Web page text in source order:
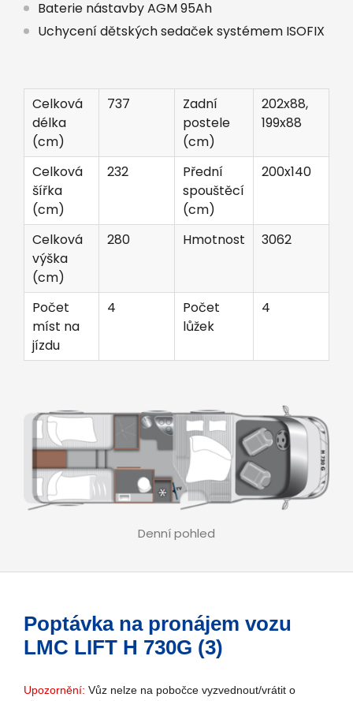
Baterie nástavby AGM 95Ah
Uchycení dětských sedaček systémem ISOFIX
Celková
délka
(cm)
737
Zadní
postele
(cm)
202x88,
199x88
Celková
šířka
(cm)
232
Přední
spouštěcí
(cm)
200x140
Celková
výška
(cm)
280 Hmotnost 3062
Počet
míst na
jízdu
4
Počet
lůžek
4
Denní pohled